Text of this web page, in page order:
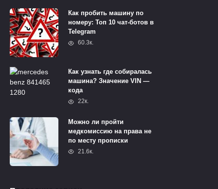
Как пробить машину по
номеру: Топ 10 чат-ботов в
Telegram
60.3к.
Как узнать где собиралась
машина? Значение VIN —
кода
22к.
Можно ли пройти
медкомиссию на права не
по месту прописки
21.6к.